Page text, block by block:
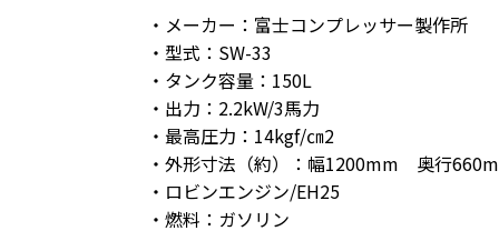
・メーカー：富士コンプレッサー製作所
・型式：SW-33
・タンク容量：150L
・出力：2.2kW/3馬力
・最高圧力：14kgf/㎝2
・外形寸法（約）：幅1200mm 奥行
・ロビンエンジン/EH25
・燃料：ガソリン